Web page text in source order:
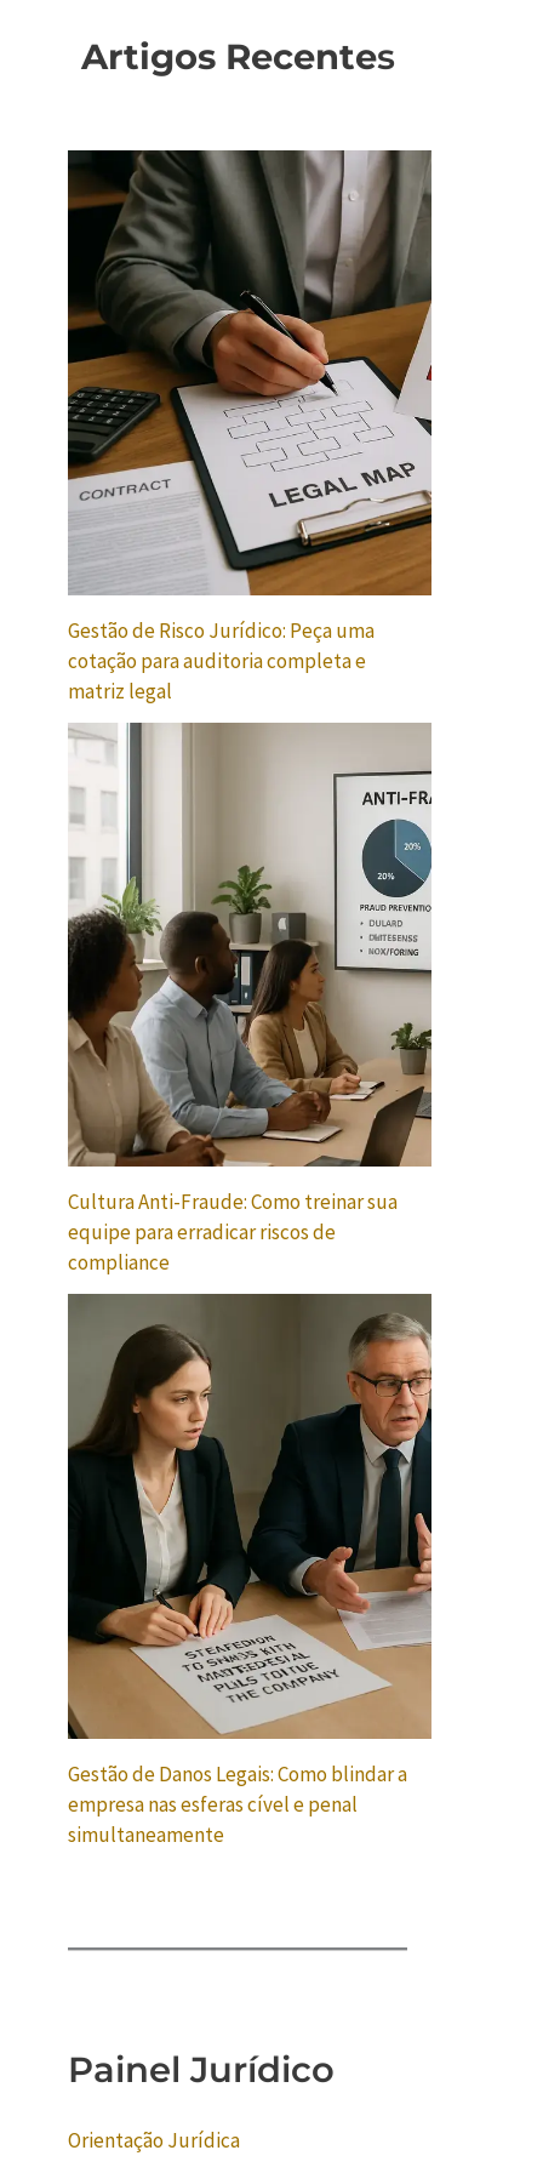
Artigos Recentes
Gestão de Risco Jurídico: Peça uma
cotação para auditoria completa e
matriz legal
Cultura Anti-Fraude: Como treinar sua
equipe para erradicar riscos de
compliance
Gestão de Danos Legais: Como blindar a
empresa nas esferas cível e penal
simultaneamente
Painel Jurídico
Orientação Jurídica